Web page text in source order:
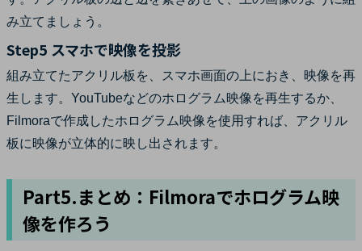
み立てましょう。
Step5 スマホで映像を投影
組み立てたアクリル板を、スマホ画面の上におき、映像を再
生します。YouTubeなどのホログラム映像を再生するか、
Filmoraで作成したホログラム映像を使用すれば、アクリル
板に映像が立体的に映し出されます。
Part5.まとめ：Filmoraでホログラム映
像を作ろう